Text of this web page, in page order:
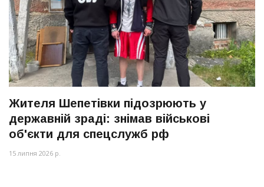
Жителя Шепетівки підозрюють у
державній зраді: знімав військові
об'єкти для спецслужб рф
15 липня 2026 р.